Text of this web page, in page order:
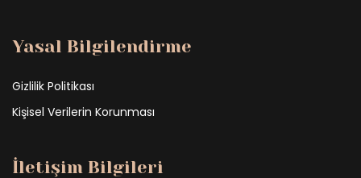
Yasal Bilgilendirme
Gizlilik Politikası
Kişisel Verilerin Korunması
İletişim Bilgileri